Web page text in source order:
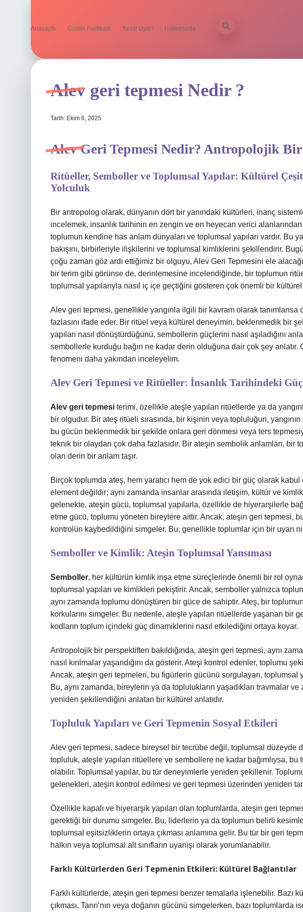
Anasayfa Gizlilik Politikası Yasal Uyarı Hakkımızda
Alev geri tepmesi Nedir ?
Tarih: Ekim 6, 2025
Alev Geri Tepmesi Nedir? Antropolojik Bir
Ritüeller, Semboller ve Toplumsal Yapılar: Kültürel
Yolculuk
Bir antropolog olarak, dünyanın dört bir yanındaki kültürleri, inanç
incelemek, insanlık tarihinin en zengin ve en heyecan verici
toplumun kendine has anlam dünyaları ve toplumsal yapıları vardır. Bu
bakışını, birbirleriyle ilişkilerini ve toplumsal kimliklerini şekillendirir.
çoğu zaman göz ardı ettiğimiz bir olguyu, Alev Geri Tepmesini ele
bir terim gibi görünse de, derinlemesine incelendiğinde, bir toplumun
toplumsal yapılarıyla nasıl iç içe geçtiğini gösteren çok önemli bir kültürel
Alev geri tepmesi, genellikle yangınla ilgili bir kavram olarak tanımlansa
fazlasını ifade eder. Bir ritüel veya kültürel deneyimin, beklenmedik bir
yapıları nasıl dönüştürdüğünü, sembollerin güçlerini nasıl aşıladığını
sembollerle kurduğu bağın ne kadar derin olduğuna dair çok şey anlatır.
fenomeni daha yakından inceleyelim.
Alev Geri Tepmesi ve Ritüeller: İnsanlık Tarihindeki
Alev geri tepmesi terimi, özellikle ateşle yapılan ritüellerde ya da
bir olgudur. Bir ateş ritüeli sırasında, bir kişinin veya topluluğun,
bu gücün beklenmedik bir şekilde onlara geri dönmesi veya ters
teknik bir olaydan çok daha fazlasıdır. Bir ateşin sembolik anlamları, bir
olan derin bir anlam taşır.
Birçok toplumda ateş, hem yaratıcı hem de yok edici bir güç olarak
element değildir; aynı zamanda insanlar arasında iletişim, kültür ve
gelenekte, ateşin gücü, toplumsal yapılarla, özellikle de hiyerarşilerle
etme gücü, toplumu yöneten bireylere aittir. Ancak, ateşin geri tepmesi,
kontrolün kaybedildiğini simgeler. Bu, genellikle toplumlar için bir uyarı
Semboller ve Kimlik: Ateşin Toplumsal Yansıması
Semboller, her kültürün kimlik inşa etme süreçlerinde önemli bir rol
toplumsal yapıları ve kimlikleri pekiştirir. Ancak, semboller yalnızca
aynı zamanda toplumu dönüştüren bir güce de sahiptir. Ateş, bir
korkularını simgeler. Bu nedenle, ateşle yapılan ritüellerde yaşanan bir
kodların toplum içindeki güç dinamiklerini nasıl etkilediğini ortaya koyar.
Antropolojik bir perspektiften bakıldığında, ateşin geri tepmesi, aynı
nasıl kırılmalar yaşandığını da gösterir. Ateşi kontrol edenler, toplumu
Ancak, ateşin geri tepmeleri, bu figürlerin gücünü sorgulayan, toplumsal
Bu, aynı zamanda, bireylerin ya da toplulukların yaşadıkları travmalar
yeniden şekillendiğini anlatan bir kültürel anlatıdır.
Topluluk Yapıları ve Geri Tepmenin Sosyal Etkileri
Alev geri tepmesi, sadece bireysel bir tecrübe değil, toplumsal düzeyde
topluluk, ateşle yapılan ritüellere ve sembollere ne kadar bağımlıysa, bu
olabilir. Toplumsal yapılar, bu tür deneyimlerle yeniden şekillenir.
gelenekleri, ateşin kontrol edilmesi ve geri tepmesi üzerinden yeniden
Özellikle kapalı ve hiyerarşik yapıları olan toplumlarda, ateşin geri
gerektiği bir durumu simgeler. Bu, liderlerin ya da toplumun belirli
toplumsal eşitsizliklerin ortaya çıkması anlamına gelir. Bu tür bir geri
halkın veya toplumsal alt sınıfların uyanışı olarak yorumlanabilir.
Farklı Kültürlerden Geri Tepmenin Etkileri: Kültürel Bağlantılar
Farklı kültürlerde, ateşin geri tepmesi benzer temalarla işlenebilir. Bazı
çıkması, Tanrı’nın veya doğanın gücünü simgelerken, bazı toplumlarda